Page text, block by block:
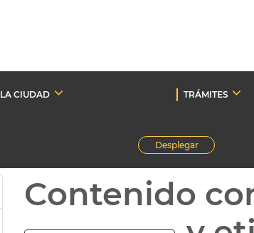
LA CIUDAD TRÁMITES
Desplegar
Contenido